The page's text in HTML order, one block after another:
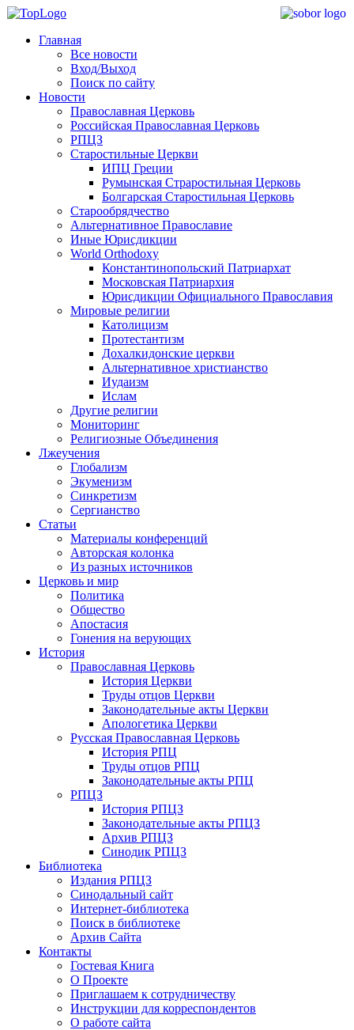
Главная
Все новости
Вход/Выход
Поиск по сайту
Новости
Православная Церковь
Российская Православная Церковь
РПЦЗ
Старостильные Церкви
ИПЦ Греции
Румынская Страростильная Церковь
Болгарская Старостильная Церковь
Старообрядчество
Альтернативное Православие
Иные Юрисдикции
World Orthodoxy
Константинопольский Патриархат
Московская Патриархия
Юрисдикции Официального Православия
Мировые религии
Католицизм
Протестантизм
Дохалкидонские церкви
Альтернативное христианство
Иудаизм
Ислам
Другие религии
Мониторинг
Религиозные Объединения
Лжеучения
Глобализм
Экуменизм
Синкретизм
Сергианство
Статьи
Материалы конференций
Авторская колонка
Из разных источников
Церковь и мир
Политика
Общество
Апостасия
Гонения на верующих
История
Православная Церковь
История Церкви
Труды отцов Церкви
Законодательные акты Церкви
Апологетика Церкви
Русская Православная Церковь
История РПЦ
Труды отцов РПЦ
Законодательные акты РПЦ
РПЦЗ
История РПЦЗ
Законодательные акты РПЦЗ
Архив РПЦЗ
Синодик РПЦЗ
Библиотека
Издания РПЦЗ
Синодальный сайт
Интернет-библиотека
Поиск в библиотеке
Архив Сайта
Контакты
Гостевая Книга
О Проекте
Приглашаем к сотрудничеству
Инструкции для корреспондентов
О работе сайта